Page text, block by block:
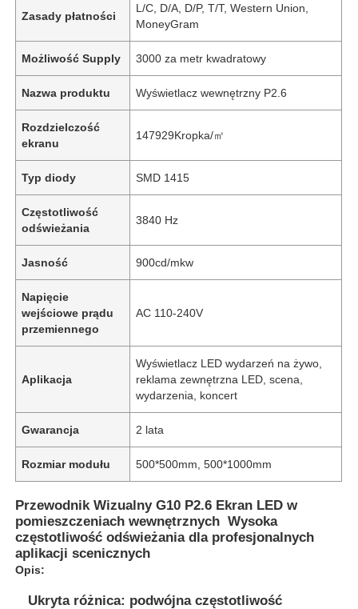
Zasady płatności
L/C, D/A, D/P, T/T, Western Union,
MoneyGram
Możliwość Supply 3000 za metr kwadratowy
Nazwa produktu Wyświetlacz wewnętrzny P2.6
Rozdzielczość
ekranu
147929Kropka/㎡
Typ diody SMD 1415
Częstotliwość
odświeżania
3840 Hz
Jasność 900cd/mkw
Napięcie
wejściowe prądu
przemiennego
AC 110-240V
Aplikacja
Wyświetlacz LED wydarzeń na żywo,
reklama zewnętrzna LED, scena,
wydarzenia, koncert
Gwarancja 2 lata
Rozmiar modułu 500*500mm, 500*1000mm
Przewodnik Wizualny G10 P2.6 Ekran LED w
pomieszczeniach wewnętrznych ️ Wysoka
częstotliwość odświeżania dla profesjonalnych
aplikacji scenicznych
Opis:
Ukryta różnica: podwójna częstotliwość